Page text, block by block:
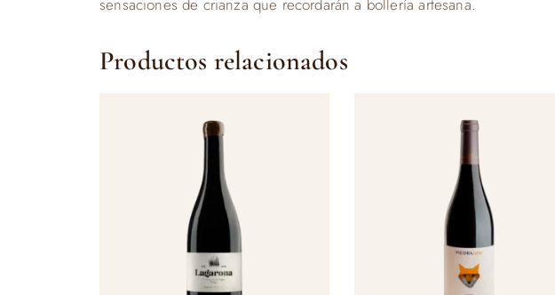
Productos relacionados